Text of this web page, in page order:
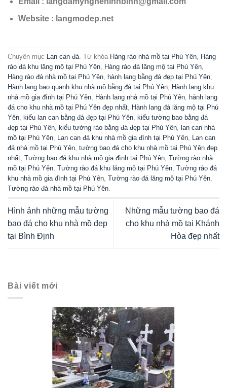
Website : langmodep.net
Chuyên mục Lan can đá . Từ khóa Hàng rào nhà mồ tại Phú Yên Hàng
rào đá khu lăng mộ tại Phú Yên Hàng rào đá lăng mộ tại Phú Yên
Hàng rào đá nhà mồ tại Phú Yên hành lang bằng đá đẹp tại Phú Yên
Hành lang bao quanh khu nhà mồ bằng đá tại Phú Yên Hành lang khu
nhà mồ gia đình tại Phú Yên Hành lang nhà mồ tại Phú Yên hành lang
đá cho khu nhà mồ tại Phú Yên đẹp nhất Hành lang đá lăng mộ tại Phú
Yên kiểu lan can bằng đá đẹp tại Phú Yên kiểu tường bao bằng đá
đẹp tại Phú Yên kiểu tường rào bằng đá đẹp tại Phú Yên lan can nhà
mồ tại Phú Yên Lan can đá khu nhà mồ gia đình tại Phú Yên Lan can
đá nhà mồ tại Phú Yên tường bao đá cho khu nhà mồ tại Phú Yên đẹp
nhất Tường bao đá khu nhà mồ gia đình tại Phú Yên Tường rào nhà
mồ tại Phú Yên Tường rào đá khu lăng mộ tại Phú Yên Tường rào đá
khu nhà mồ gia đình tại Phú Yên Tường rào đá lăng mộ tại Phú Yên
Tường rào đá nhà mồ tại Phú Yên
Hình ảnh những mẫu tường
bao đá cho khu nhà mồ đẹp
tại Bình Định
Những mẫu tường bao đá
cho khu nhà mồ tại Khánh
Hòa đẹp nhất
Bài viết mới